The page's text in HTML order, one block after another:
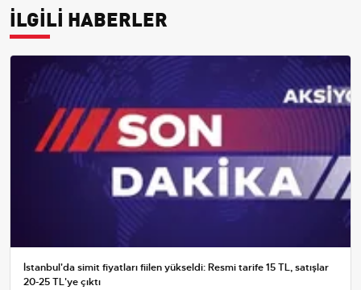
İLGİLİ HABERLER
İstanbul'da simit fiyatları fiilen yükseldi: Resmi tarife 15 TL, satışlar
20-25 TL'ye çıktı